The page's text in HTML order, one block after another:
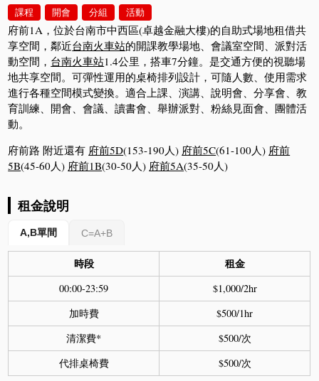
課程 開會 分組 活動
府前1A，位於台南市中西區(卓越金融大樓)的自助式場地租借共
享空間，鄰近台南火車站的開課教學場地、會議室空間、派對活
動空間， 台南火車站1.4公里，搭車7分鐘。是交通方便的視聽場
地共享空間。可彈性運用的桌椅排列設計，可隨人數、使用需求
進行各種空間模式變換。適合上課、演講、說明會、分享會、教
育訓練、開會、會議、讀書會、舉辦派對、粉絲見面會、團體活
動。
府前路 附近還有 府前5D(153-190人) 府前5C(61-100人) 府前
5B(45-60人) 府前1B(30-50人) 府前5A(35-50人)
租金說明
A,B單間 C=A+B
時段 租金
00:00-23:59
$1,000/2hr
加時費
$500/1hr
清潔費*
$500/次
代排桌椅費
$500/次